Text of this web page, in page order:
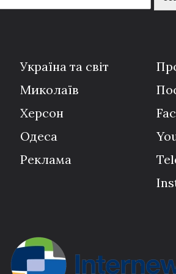
Україна та світ
Миколаїв
Херсон
Одеса
Реклама